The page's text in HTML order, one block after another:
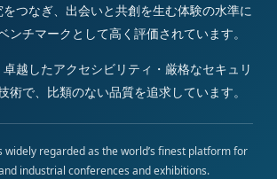
つなぎ、出会いと共創を生む体験の水準に
ンチマークとして高く評価されています。
越したアクセシビリティ・厳格なセキュリ
術で、比類のない品質を追求しています。
widely regarded as the world’s finest platform for
industrial conferences and exhibitions.